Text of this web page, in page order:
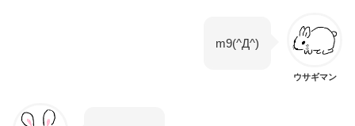
ウサギマン
m9(^Д^)